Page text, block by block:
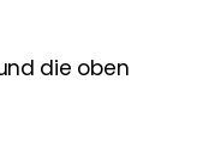
die oben